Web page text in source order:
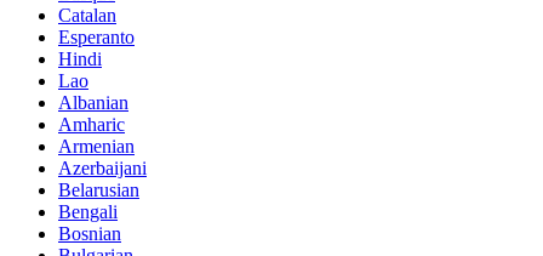
Catalan
Esperanto
Hindi
Lao
Albanian
Amharic
Armenian
Azerbaijani
Belarusian
Bengali
Bosnian